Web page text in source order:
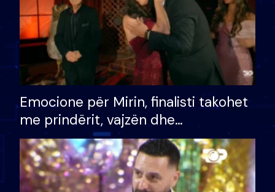
Emocione për Mirin, finalisti takohet
me prindërit, vajzën dhe
bashkëshorten: S’kemi ndonjë letër
divorci apo jo?